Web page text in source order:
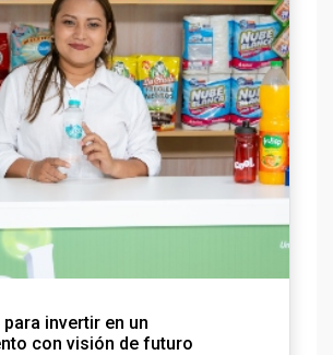
invertir en un
con visión de futuro